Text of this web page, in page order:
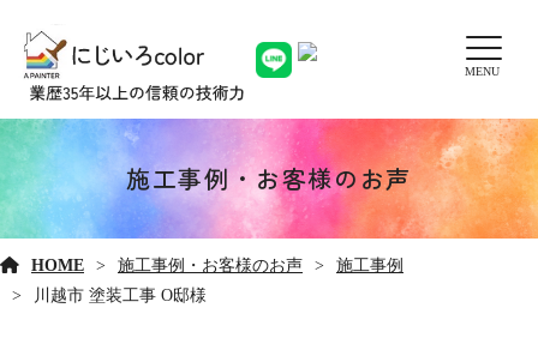
MENU
施工事例・お客様のお声
HOME 施工事例・お客様のお声
施工事例
川越市 塗装工事 O邸様